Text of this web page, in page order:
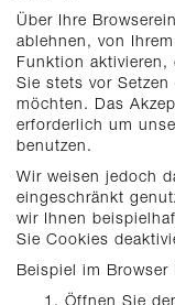
Über Ihre
ablehnen, von
Funktion aktivieren,
Sie stets vor
möchten. Das
erforderlich um
benutzen.
Wir weisen jedoch
eingeschränkt
wir Ihnen
Sie Cookies
Beispiel im Browser
1. Öffnen Sie